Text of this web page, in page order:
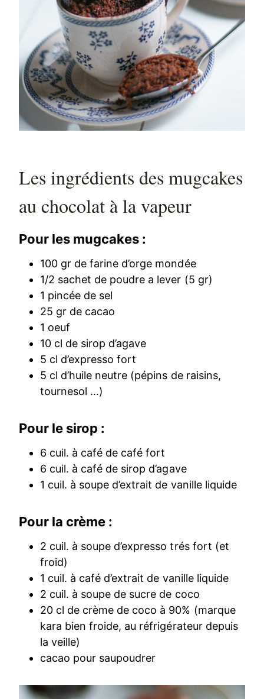
Les ingrédients des mugcakes
au chocolat à la vapeur
Pour les mugcakes :
100 gr de farine d’orge mondée
1/2 sachet de poudre a lever (5 gr)
1 pincée de sel
25 gr de cacao
1 oeuf
10 cl de sirop d’agave
5 cl d’expresso fort
5 cl d’huile neutre (pépins de raisins,
tournesol …)
Pour le sirop :
6 cuil. à café de café fort
6 cuil. à café de sirop d’agave
1 cuil. à soupe d’extrait de vanille liquide
Pour la crème :
2 cuil. à soupe d’expresso trés fort (et
froid)
1 cuil. à café d’extrait de vanille liquide
2 cuil. à soupe de sucre de coco
20 cl de crème de coco à 90% (marque
kara bien froide, au réfrigérateur depuis
la veille)
cacao pour saupoudrer